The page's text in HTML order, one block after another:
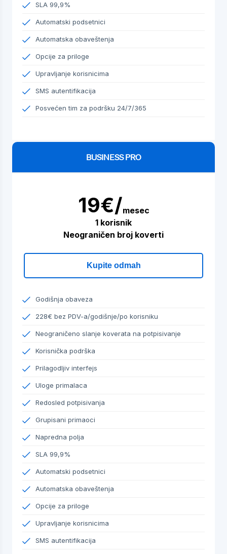
SLA 99,9%
Automatski podsetnici
Automatska obaveštenja
Opcije za priloge
Upravljanje korisnicima
SMS autentifikacija
Posvećen tim za podršku 24/7/365
BUSINESS PRO
19€/mesec
1 korisnik
Neograničen broj koverti
Kupite odmah
Godišnja obaveza
228€ bez PDV-a/godišnje/po korisniku
Neograničeno slanje koverata na potpisivanje
Korisnička podrška
Prilagodljiv interfejs
Uloge primalaca
Redosled potpisivanja
Grupisani primaoci
Napredna polja
SLA 99,9%
Automatski podsetnici
Automatska obaveštenja
Opcije za priloge
Upravljanje korisnicima
SMS autentifikacija